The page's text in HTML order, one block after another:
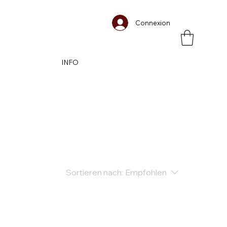
Connexion
INFO
Sortieren nach: Empfohlen